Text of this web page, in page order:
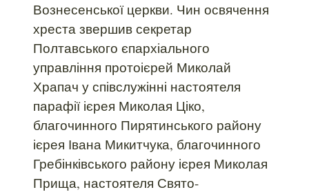
Вознесенської церкви. Чин освячення
хреста звершив секретар
Полтавського єпархіального
управління протоієрей Миколай
Храпач у співслужінні настоятеля
парафії ієрея Миколая Ціко,
благочинного Пирятинського району
ієрея Івана Микитчука, благочинного
Гребінківського району ієрея Миколая
Прища, настоятеля Свято-